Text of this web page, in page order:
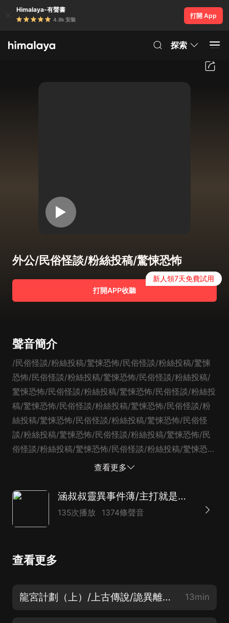
Himalaya-有聲書
4.8k 安裝
打開 App
探索
外公/民俗怪談/粉絲投稿/驚悚恐怖
打開APP收聽
新人領7天免費試用
聲音簡介
/民俗怪談/粉絲投稿/驚悚恐怖/民俗怪談/粉絲投稿/驚悚
恐怖/民俗怪談/粉絲投稿/驚悚恐怖/民俗怪談/粉絲投稿/
驚悚恐怖/民俗怪談/粉絲投稿/驚悚恐怖/民俗怪談/粉絲投
稿/驚悚恐怖/民俗怪談/粉絲投稿/驚悚恐怖/民俗怪談/粉
絲投稿/驚悚恐怖/民俗怪談/粉絲投稿/驚悚恐怖/民俗怪
談/粉絲投稿/驚悚恐怖/民俗怪談/粉絲投稿/驚悚恐怖/民
俗怪談/粉絲投稿/驚悚恐怖/民俗怪談/粉絲投稿/驚悚恐
怖/民俗怪談/粉絲投稿/驚悚恐怖/民俗怪談/粉絲投稿/驚
稿/驚悚恐怖
查看更多
涵叔叔靈異事件薄/主打就是一個真實/詭事不斷
135次播放 1374條聲音
查看更多
龍宮計劃（上）/上古傳說/詭異離奇/驚悚恐怖 13min